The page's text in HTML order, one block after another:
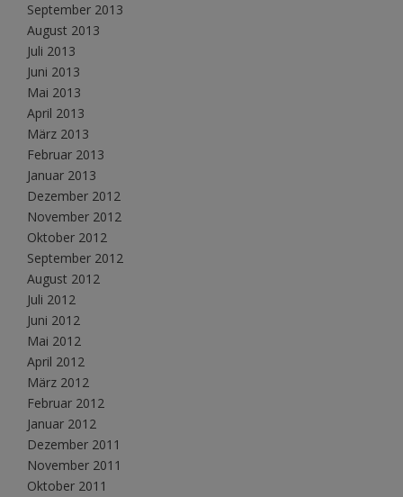
September 2013
August 2013
Juli 2013
Juni 2013
Mai 2013
April 2013
März 2013
Februar 2013
Januar 2013
Dezember 2012
November 2012
Oktober 2012
September 2012
August 2012
Juli 2012
Juni 2012
Mai 2012
April 2012
März 2012
Februar 2012
Januar 2012
Dezember 2011
November 2011
Oktober 2011